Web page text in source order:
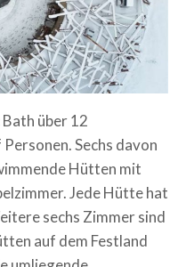
über 12
Sechs davon
Hütten mit
Jede Hütte hat
sechs Zimmer sind
auf dem Festland